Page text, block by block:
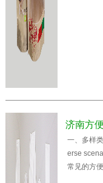
济南方
一、多样
erse
常见的方